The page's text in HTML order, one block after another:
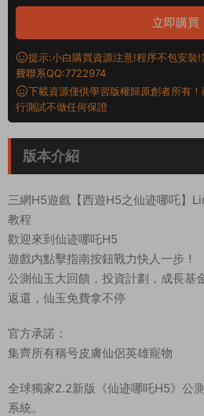
立即購買
提示:小白購買資源注意!程序不包安裝
費聯系QQ:7722974
下載資源僅供學習版權歸原創者所有
行測試不做任何保證
版本介紹
三網H5遊戲【西遊H5之仙迹哪吒】
教程
歡迎來到仙迹哪吒H5
遊戲内點擊指南按鈕戰力快人一步！
公測仙玉大回饋，投資計劃，成長基
返還，仙玉免費拿不停
官方承諾：
集齊所有稱号皮膚仙侶英雄寵物
全球獨家2.2新版《仙迹哪吒H5》公
系統。